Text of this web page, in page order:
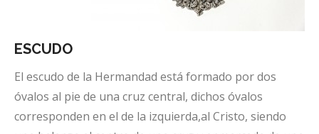
ESCUDO
El escudo de la Hermandad está formado por dos
óvalos al pie de una cruz central, dichos óvalos
corresponden en el de la izquierda,al Cristo, siendo